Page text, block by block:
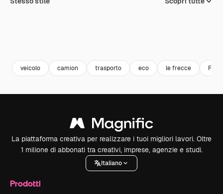
veicolo camion trasporto eco le frecce
La piattaforma creativa per realizzare i tuoi migliori lavori. Oltre
1 milione di abbonati tra creativi, imprese, agenzie e studi.
Italiano
Prodotti